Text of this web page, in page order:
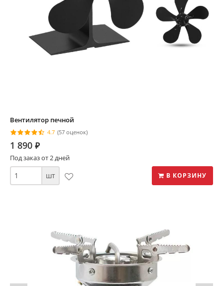
Вентилятор печной
4.7 (57 оценок)
1 890 ⃏
Под заказ от 2 дней
шт В КОРЗИНУ